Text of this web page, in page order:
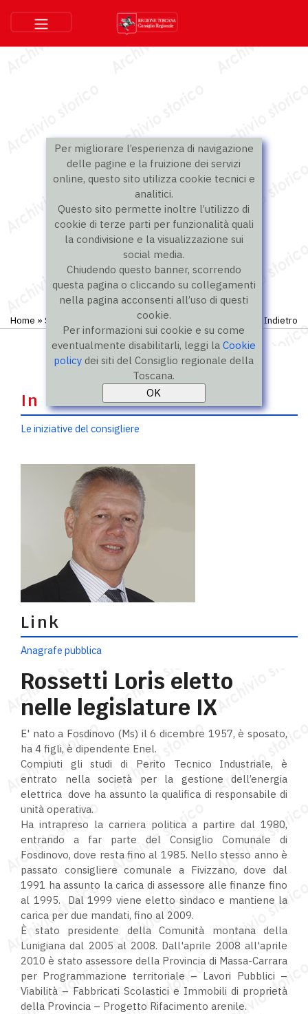
Per migliorare l’esperienza di navigazione
delle pagine e la fruizione dei servizi
online, questo sito utilizza cookie tecnici e
analitici.
Questo sito permette inoltre l’utilizzo di
cookie di terze parti per funzionalità quali
la condivisione e la visualizzazione sui
social media.
Chiudendo questo banner, scorrendo
questa pagina o cliccando su collegamenti
nella pagina acconsenti all’uso di questi
cookie.
Per informazioni sui cookie e su come
eventualmente disabilitarli, leggi laCookie
policy dei siti del Consiglio regionale della
Toscana.
Home » Storico IX legislatura»Consiglieri Indietro
In evidenza
Le iniziative del consigliere
Link
Anagrafe pubblica
Rossetti Loris eletto
nelle legislature IX
E' nato a Fosdinovo (Ms) il 6 dicembre 1957, è sposato,
ha 4 figli, è dipendente Enel.
Compiuti gli studi di Perito Tecnico Industriale, è
entrato nella società per la gestione dell’energia
elettrica dove ha assunto la qualifica di responsabile di
unità operativa.
Ha intrapreso la carriera politica a partire dal 1980,
entrando a far parte del Consiglio Comunale di
Fosdinovo, dove resta fino al 1985. Nello stesso anno è
passato consigliere comunale a Fivizzano, dove dal
1991 ha assunto la carica di assessore alle finanze fino
al 1995. Dal 1999 viene eletto sindaco e mantiene la
carica per due mandati, fino al 2009.
È stato presidente della Comunità montana della
Lunigiana dal 2005 al 2008. Dall'aprile 2008 all'aprile
2010 è stato assessore della Provincia di Massa-Carrara
per Programmazione territoriale – Lavori Pubblici –
Viabilità – Fabbricati Scolastici e Immobili di proprietà
della Provincia – Progetto Rifacimento arenile.